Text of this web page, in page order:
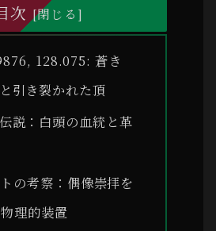
次
128.075: 蒼き
引き裂かれた頂
説：白頭の血統と革
の考察：偶像崇拝を
理的装置